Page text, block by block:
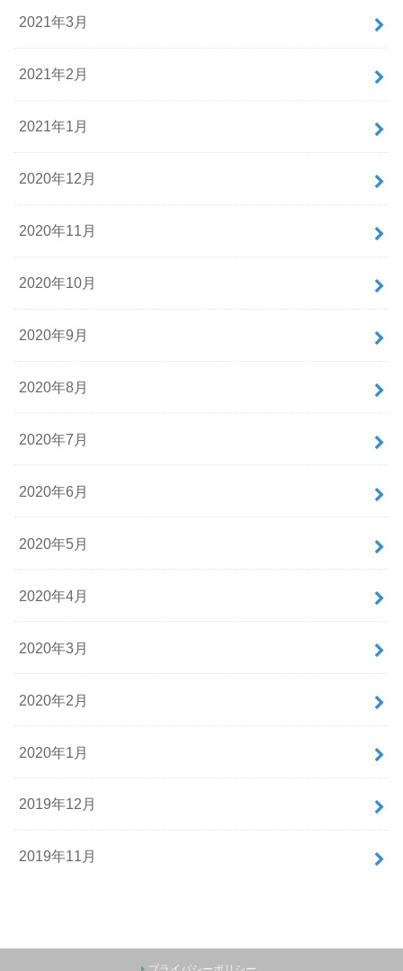
2021年3月
2021年2月
2021年1月
2020年12月
2020年11月
2020年10月
2020年9月
2020年8月
2020年7月
2020年6月
2020年5月
2020年4月
2020年3月
2020年2月
2020年1月
2019年12月
2019年11月